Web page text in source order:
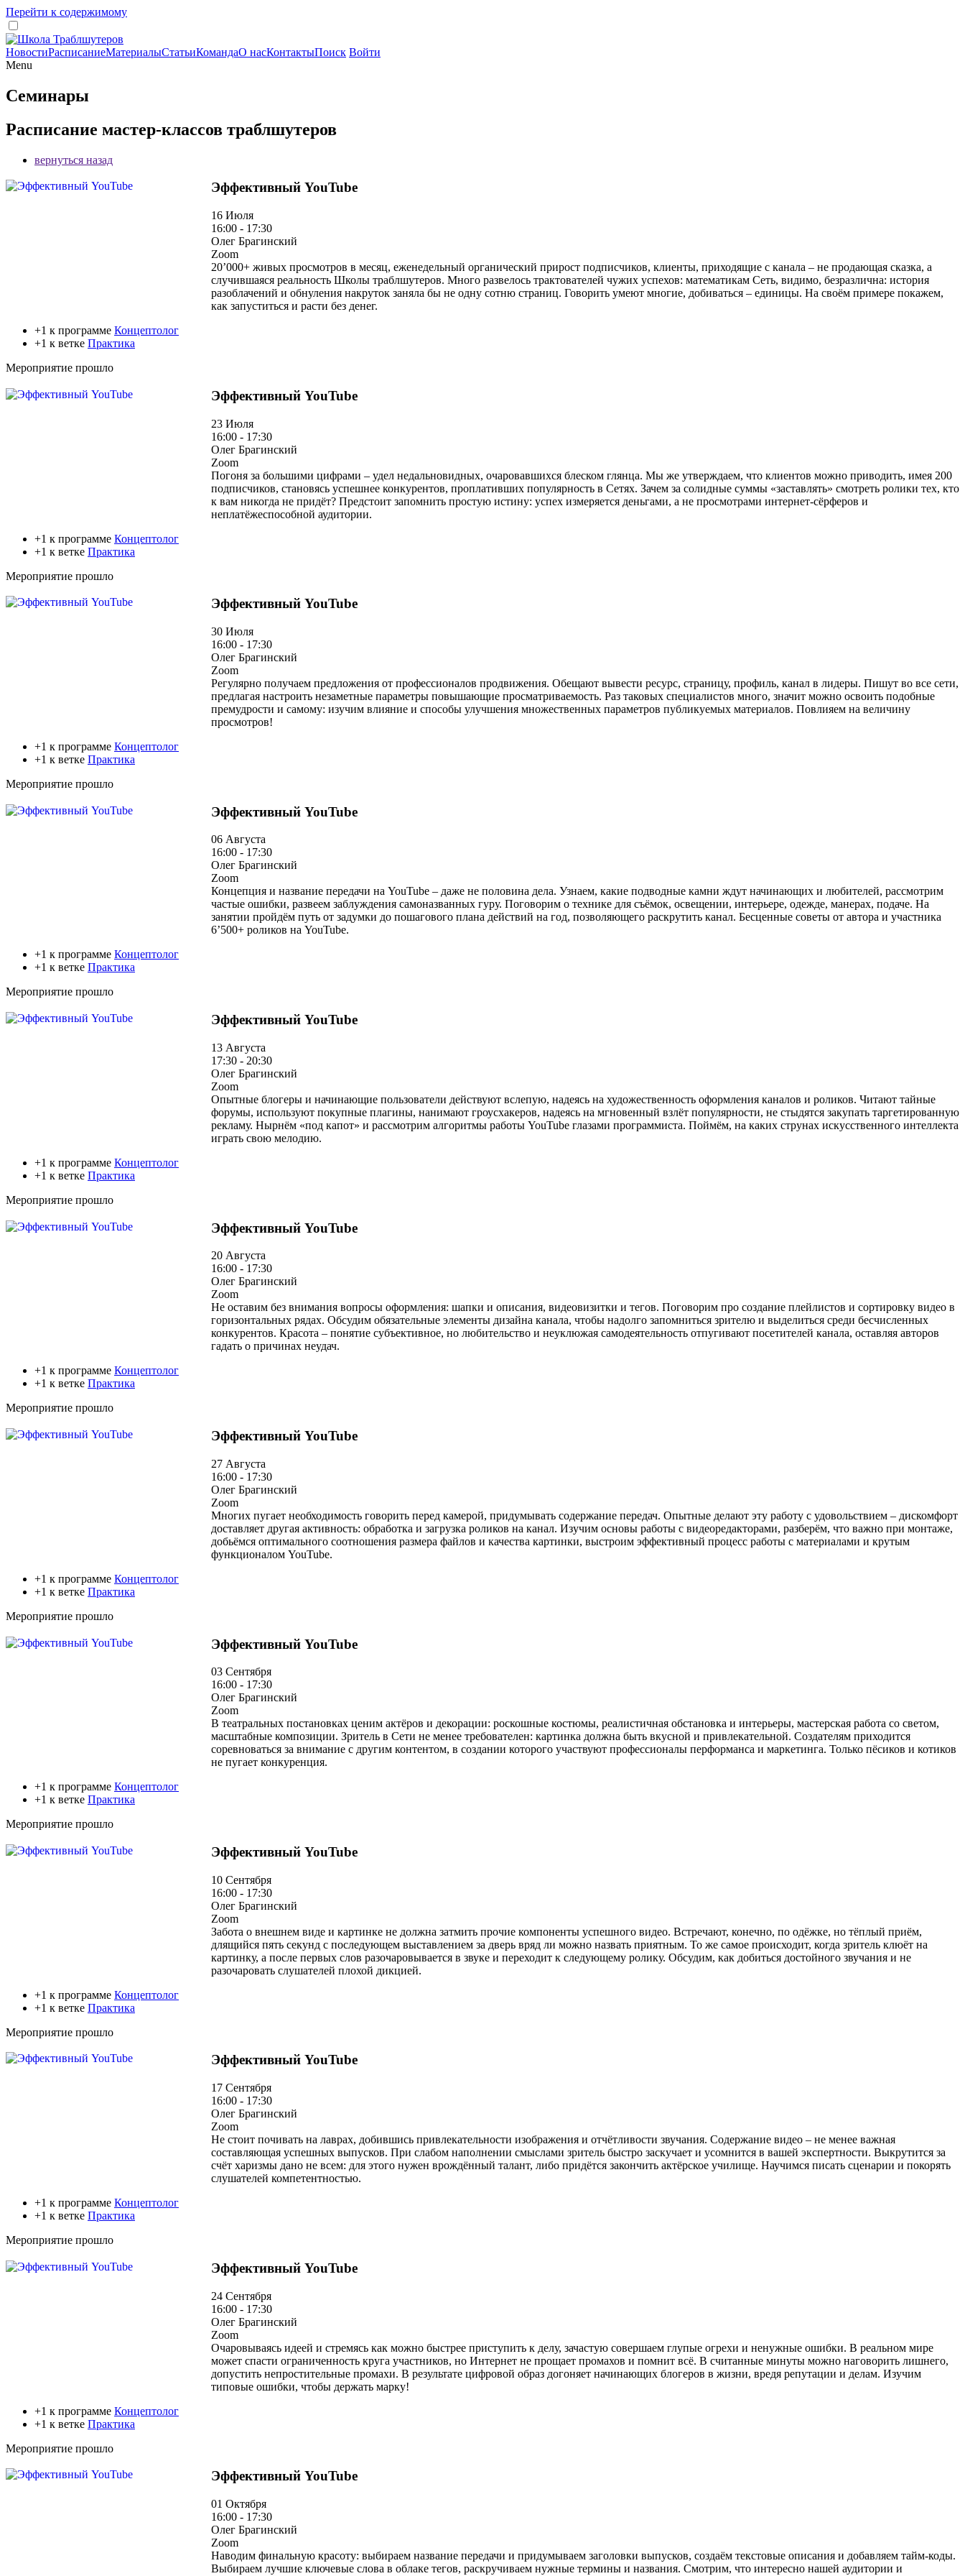
Перейти к содержимому
НовостиРасписаниеМатериалыСтатьиКомандаО насКонтактыПоиск Войти
Menu
Семинары
Расписание мастер-классов траблшутеров
вернуться назад
Эффективный YouTube
16 Июля
16:00 - 17:30
Олег Брагинский
Zoom
20’000+ живых просмотров в месяц, еженедельный органический прирост подписчиков, клиенты, приходящие с канала – не продающая сказка, а
случившаяся реальность Школы траблшутеров. Много развелось трактователей чужих успехов: математикам Сеть, видимо, безразлична: история
разоблачений и обнуления накруток заняла бы не одну сотню страниц. Говорить умеют многие, добиваться – единицы. На своём примере покажем,
как запуститься и расти без денег.
+1 к программе Концептолог
+1 к ветке Практика
Мероприятие прошло
Эффективный YouTube
23 Июля
16:00 - 17:30
Олег Брагинский
Zoom
Погоня за большими цифрами – удел недальновидных, очаровавшихся блеском глянца. Мы же утверждаем, что клиентов можно приводить, имея 200
подписчиков, становясь успешнее конкурентов, проплативших популярность в Сетях. Зачем за солидные суммы «заставлять» смотреть ролики тех, кто
к вам никогда не придёт? Предстоит запомнить простую истину: успех измеряется деньгами, а не просмотрами интернет-сёрферов и
неплатёжеспособной аудитории.
+1 к программе Концептолог
+1 к ветке Практика
Мероприятие прошло
Эффективный YouTube
30 Июля
16:00 - 17:30
Олег Брагинский
Zoom
Регулярно получаем предложения от профессионалов продвижения. Обещают вывести ресурс, страницу, профиль, канал в лидеры. Пишут во все сети,
предлагая настроить незаметные параметры повышающие просматриваемость. Раз таковых специалистов много, значит можно освоить подобные
премудрости и самому: изучим влияние и способы улучшения множественных параметров публикуемых материалов. Повлияем на величину
просмотров!
+1 к программе Концептолог
+1 к ветке Практика
Мероприятие прошло
Эффективный YouTube
06 Августа
16:00 - 17:30
Олег Брагинский
Zoom
Концепция и название передачи на YouTube – даже не половина дела. Узнаем, какие подводные камни ждут начинающих и любителей, рассмотрим
частые ошибки, развеем заблуждения самоназванных гуру. Поговорим о технике для съёмок, освещении, интерьере, одежде, манерах, подаче. На
занятии пройдём путь от задумки до пошагового плана действий на год, позволяющего раскрутить канал. Бесценные советы от автора и участника
6’500+ роликов на YouTube.
+1 к программе Концептолог
+1 к ветке Практика
Мероприятие прошло
Эффективный YouTube
13 Августа
17:30 - 20:30
Олег Брагинский
Zoom
Опытные блогеры и начинающие пользователи действуют вслепую, надеясь на художественность оформления каналов и роликов. Читают тайные
форумы, используют покупные плагины, нанимают гроусхакеров, надеясь на мгновенный взлёт популярности, не стыдятся закупать таргетированную
рекламу. Нырнём «под капот» и рассмотрим алгоритмы работы YouTube глазами программиста. Поймём, на каких струнах искусственного интеллекта
играть свою мелодию.
+1 к программе Концептолог
+1 к ветке Практика
Мероприятие прошло
Эффективный YouTube
20 Августа
16:00 - 17:30
Олег Брагинский
Zoom
Не оставим без внимания вопросы оформления: шапки и описания, видеовизитки и тегов. Поговорим про создание плейлистов и сортировку видео в
горизонтальных рядах. Обсудим обязательные элементы дизайна канала, чтобы надолго запомниться зрителю и выделиться среди бесчисленных
конкурентов. Красота – понятие субъективное, но любительство и неуклюжая самодеятельность отпугивают посетителей канала, оставляя авторов
гадать о причинах неудач.
+1 к программе Концептолог
+1 к ветке Практика
Мероприятие прошло
Эффективный YouTube
27 Августа
16:00 - 17:30
Олег Брагинский
Zoom
Многих пугает необходимость говорить перед камерой, придумывать содержание передач. Опытные делают эту работу с удовольствием – дискомфорт
доставляет другая активность: обработка и загрузка роликов на канал. Изучим основы работы с видеоредакторами, разберём, что важно при монтаже,
добьёмся оптимального соотношения размера файлов и качества картинки, выстроим эффективный процесс работы с материалами и крутым
функционалом YouTube.
+1 к программе Концептолог
+1 к ветке Практика
Мероприятие прошло
Эффективный YouTube
03 Сентября
16:00 - 17:30
Олег Брагинский
Zoom
В театральных постановках ценим актёров и декорации: роскошные костюмы, реалистичная обстановка и интерьеры, мастерская работа со светом,
масштабные композиции. Зритель в Сети не менее требователен: картинка должна быть вкусной и привлекательной. Создателям приходится
соревноваться за внимание с другим контентом, в создании которого участвуют профессионалы перформанса и маркетинга. Только пёсиков и котиков
не пугает конкуренция.
+1 к программе Концептолог
+1 к ветке Практика
Мероприятие прошло
Эффективный YouTube
10 Сентября
16:00 - 17:30
Олег Брагинский
Zoom
Забота о внешнем виде и картинке не должна затмить прочие компоненты успешного видео. Встречают, конечно, по одёжке, но тёплый приём,
длящийся пять секунд с последующем выставлением за дверь вряд ли можно назвать приятным. То же самое происходит, когда зритель клюёт на
картинку, а после первых слов разочаровывается в звуке и переходит к следующему ролику. Обсудим, как добиться достойного звучания и не
разочаровать слушателей плохой дикцией.
+1 к программе Концептолог
+1 к ветке Практика
Мероприятие прошло
Эффективный YouTube
17 Сентября
16:00 - 17:30
Олег Брагинский
Zoom
Не стоит почивать на лаврах, добившись привлекательности изображения и отчётливости звучания. Содержание видео – не менее важная
составляющая успешных выпусков. При слабом наполнении смыслами зритель быстро заскучает и усомнится в вашей экспертности. Выкрутится за
счёт харизмы дано не всем: для этого нужен врождённый талант, либо придётся закончить актёрское училище. Научимся писать сценарии и покорять
слушателей компетентностью.
+1 к программе Концептолог
+1 к ветке Практика
Мероприятие прошло
Эффективный YouTube
24 Сентября
16:00 - 17:30
Олег Брагинский
Zoom
Очаровываясь идеей и стремясь как можно быстрее приступить к делу, зачастую совершаем глупые огрехи и ненужные ошибки. В реальном мире
может спасти ограниченность круга участников, но Интернет не прощает промахов и помнит всё. В считанные минуты можно наговорить лишнего,
допустить непростительные промахи. В результате цифровой образ догоняет начинающих блогеров в жизни, вредя репутации и делам. Изучим
типовые ошибки, чтобы держать марку!
+1 к программе Концептолог
+1 к ветке Практика
Мероприятие прошло
Эффективный YouTube
01 Октября
16:00 - 17:30
Олег Брагинский
Zoom
Наводим финальную красоту: выбираем название передачи и придумываем заголовки выпусков, создаём текстовые описания и добавляем тайм-коды.
Выбираем лучшие ключевые слова в облаке тегов, раскручиваем нужные термины и названия. Смотрим, что интересно нашей аудитории и